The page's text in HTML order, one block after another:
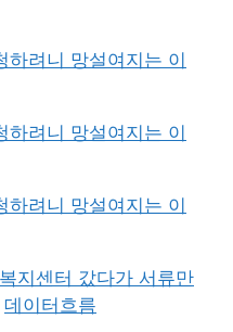
려니 망설여지는 이
려니 망설여지는 이
려니 망설여지는 이
지센터 갔다가 서류만
데이터흐름